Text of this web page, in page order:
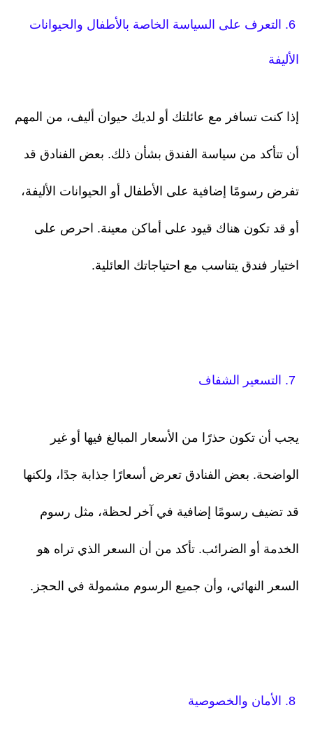
6. التعرف على السياسة الخاصة بالأطفال والحيوانات
الأليفة
إذا كنت تسافر مع عائلتك أو لديك حيوان أليف، من المهم
أن تتأكد من سياسة الفندق بشأن ذلك. بعض الفنادق قد
تفرض رسومًا إضافية على الأطفال أو الحيوانات الأليفة،
أو قد تكون هناك قيود على أماكن معينة. احرص على
اختيار فندق يتناسب مع احتياجاتك العائلية.
يجب أن تكون حذرًا من الأسعار المبالغ فيها أو غير
الواضحة. بعض الفنادق تعرض أسعارًا جذابة جدًا، ولكنها
قد تضيف رسومًا إضافية في آخر لحظة، مثل رسوم
الخدمة أو الضرائب. تأكد من أن السعر الذي تراه هو
السعر النهائي، وأن جميع الرسوم مشمولة في الحجز.